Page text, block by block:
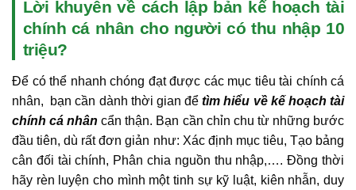
Lời khuyên về cách lập bản kế hoạch tài
chính cá nhân cho người có thu nhập 10
triệu?
Để có thể nhanh chóng đạt được các mục tiêu tài chính cá
nhân, bạn cần dành thời gian đểtìm hiểu về kế hoạch tài
chính cá nhân cẩn thận. Bạn cần chỉn chu từ những bước
đầu tiên, dù rất đơn giản như: Xác định mục tiêu, Tạo bảng
cân đối tài chính, Phân chia nguồn thu nhập,…. Đồng thời
hãy rèn luyện cho mình một tinh sự kỹ luật, kiên nhẫn, duy